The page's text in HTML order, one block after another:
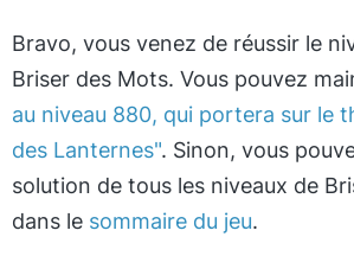
Bravo, vous venez de réussir le
Briser des Mots. Vous pouvez
au niveau 880, qui portera sur le
des Lanternes". Sinon, vous
solution de tous les niveaux de
dans le sommaire du jeu.